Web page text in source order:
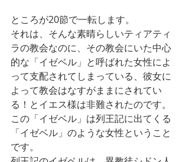
ところが20節で一転します。
それは、そんな素晴らしいティアティ
ラの教会なのに、その教会にいた中心
的な「イゼベル」と呼ばれた女性によ
って支配されてしまっている、彼女に
よって教会はなすがままにされてい
る！とイエス様は非難されたのです。
この「イゼベル」は列王記に出てくる
「イゼベル」のような女性ということ
です。